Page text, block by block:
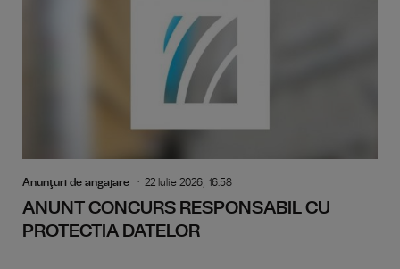
Anunţuri de angajare 22 Iulie 2026, 16:58
ANUNT CONCURS RESPONSABIL CU
PROTECTIA DATELOR